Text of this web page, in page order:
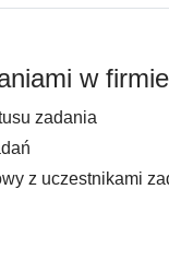
w firmie
zadania
z uczestnikami